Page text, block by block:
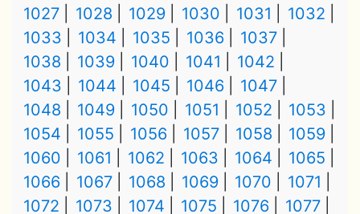
1027
1028 1029 1030 1031
1032
1033
1034 1035 1036
1037
1038
1039 1040 1041
1042
1043
1044 1045 1046
1047
1048
1049 1050 1051 1052
1053
1054
1055 1056 1057 1058
1059
1060
1061 1062 1063 1064
1065
1066
1067 1068 1069 1070
1071
1072
1073 1074 1075 1076 1077